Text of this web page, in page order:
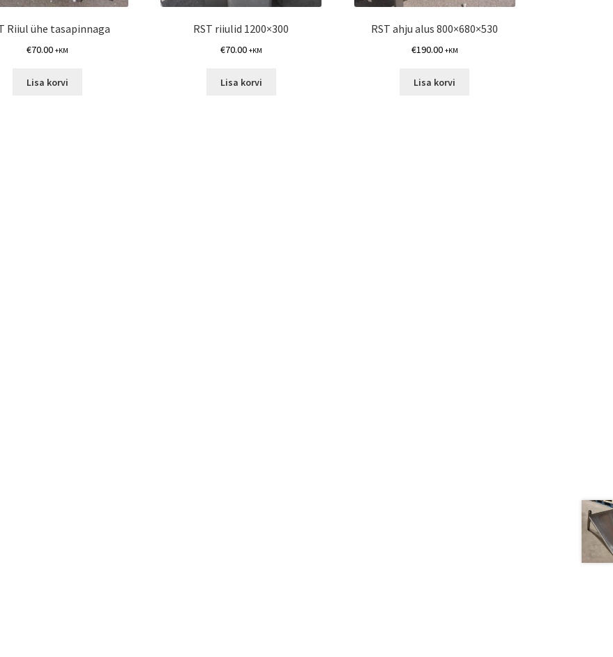
Riiul ühe tasapinnaga
€70.00 +KM
Lisa korvi
RST riiulid 1200×300
€70.00 +KM
Lisa korvi
RST ahju alus 800×680×530
€190.00 +KM
Lisa korvi